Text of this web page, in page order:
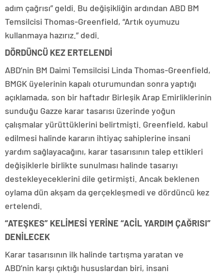
adım çağrısı” geldi. Bu değişikliğin ardından ABD BM
Temsilcisi Thomas-Greenfield, “Artık oyumuzu
kullanmaya hazırız.” dedi.
DÖRDÜNCÜ KEZ ERTELENDİ
ABD’nin BM Daimi Temsilcisi Linda Thomas-Greenfield,
BMGK üyelerinin kapalı oturumundan sonra yaptığı
açıklamada, son bir haftadır Birleşik Arap Emirliklerinin
sunduğu Gazze karar tasarısı üzerinde yoğun
çalışmalar yürüttüklerini belirtmişti. Greenfield, kabul
edilmesi halinde kararın ihtiyaç sahiplerine insani
yardım sağlayacağını, karar tasarısının talep ettikleri
değişiklerle birlikte sunulması halinde tasarıyı
destekleyeceklerini dile getirmişti. Ancak beklenen
oylama dün akşam da gerçekleşmedi ve dördüncü kez
ertelendi.
“ATEŞKES” KELİMESİ YERİNE “ACİL YARDIM ÇAĞRISI”
DENİLECEK
Karar tasarısının ilk halinde tartışma yaratan ve
ABD’nin karşı çıktığı hususlardan biri, insani